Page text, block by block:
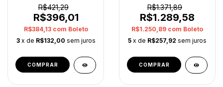
Esquerdo/motorista
R$421,29
R$396,01
R$384,13 com Boleto
3 x de R$132,00 sem juros
Orig
Esquerdo/motorista
R$1.371,89
R$1.289,58
R$1.250,89 com Boleto
5 x de R$257,92 sem juros